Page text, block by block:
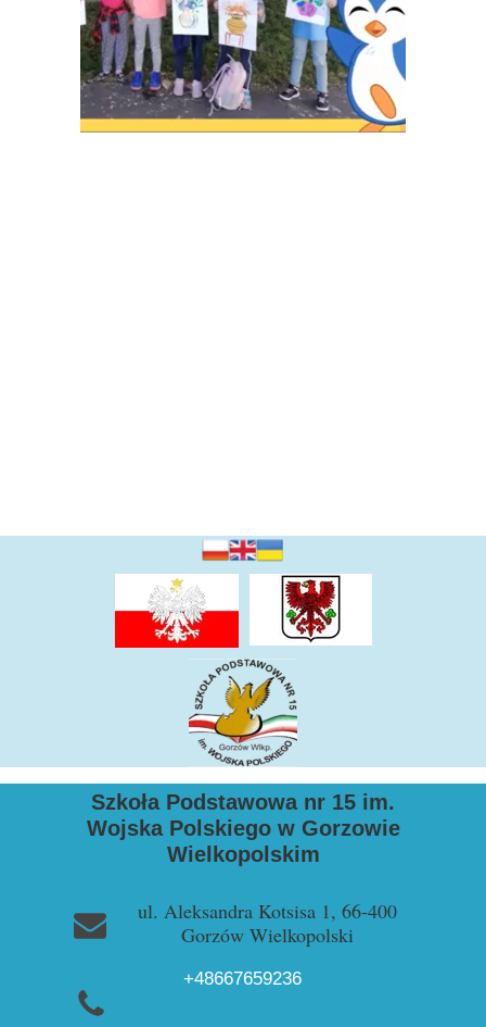
Szkoła Podstawowa nr 15 im.
Wojska Polskiego w Gorzowie
Wielkopolskim
ul. Aleksandra Kotsisa 1, 66-400
Gorzów Wielkopolski
+48667659236
+48957228729